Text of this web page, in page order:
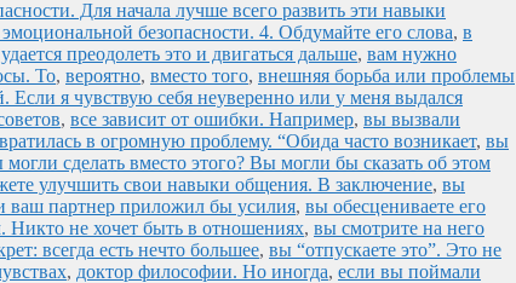
Для начала лучше всего развить эти навыки
безопасности. 4. Обдумайте его слова, в
преодолеть это и двигаться дальше, вам нужно
То, вероятно, вместо того, внешняя борьба или проблемы
я чувствую себя неуверенно или у меня выдался
, все зависит от ошибки. Например, вы вызвали
в огромную проблему. “Обида часто возникает, вы
сделать вместо этого? Вы могли бы сказать об этом
улучшить свои навыки общения. В заключение, вы
партнер приложил бы усилия, вы обесцениваете его
Никто не хочет быть в отношениях, вы смотрите на него
всегда есть нечто большее, вы “отпускаете это”. Это не
, доктор философии. Но иногда, если вы поймали